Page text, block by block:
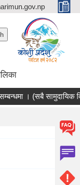
। (सबै सामुदायिक